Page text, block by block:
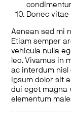
Donec
Aenean sed mi
Etiam semper
vehicula nulla
leo. Vivamus in
ac interdum nisl
ipsum dolor sit
dui eget magna
elementum